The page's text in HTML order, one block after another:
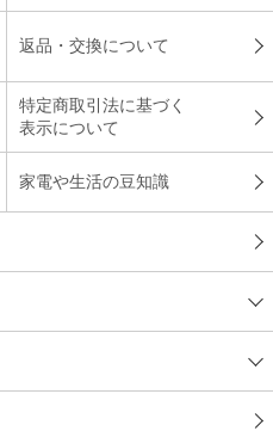
返品・交換について
特定商取引法に基づく
表示について
家電や生活の豆知識